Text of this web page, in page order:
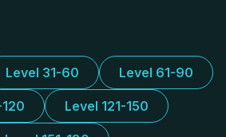
Level 31-60 Level 61-90
Level 121-150